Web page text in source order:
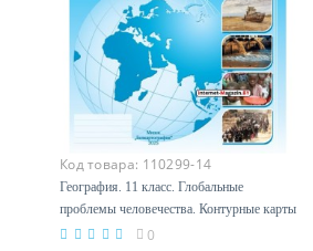
Код товара: 110299-14
География. 11 класс. Глобальные
проблемы человечества. Контурные карты
(2025) А.Н. Витченко, Е.А. Антипова, Г.З.
0